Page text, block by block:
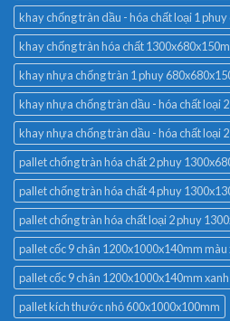
khay chống tràn dầu - hóa chất loại 1
khay chống tràn hóa chất
khay nhựa chống tràn 1 phuy
khay nhựa chống tràn dầu - hóa chất loại
khay nhựa chống tràn dầu - hóa chất loại
pallet chống tràn hóa chất 2 phuy
pallet chống tràn hóa chất 4 phuy
pallet chống tràn hóa chất loại 2 phuy
pallet cốc 9 chân 1200x1000x140mm
pallet cốc 9 chân 1200x1000x140mm
pallet kích thước nhỏ 600x1000x100mm